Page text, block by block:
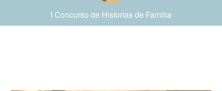
I Concurso de Historias de Familia